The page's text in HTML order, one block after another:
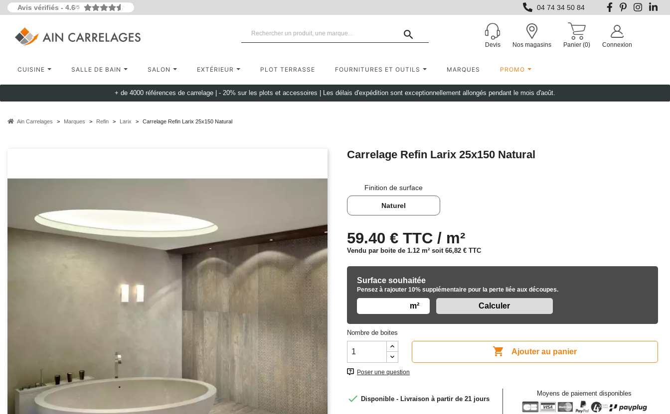
Avis vérifiés - 4.6/5 04 74 34 50 84

Devis Nos magasins Panier (0) Connexion
CUISINE SALLE DE BAIN SALON EXTÉRIEUR PLOT TERRASSE FOURNITURES ET OUTILS MARQUES PROMO
+ de 4000 références de carrelage | - 20% sur les plots et accessoires | Les délais d'expédition sont exceptionnellement allongés pendant le mois d'août.
Ain Carrelages Marques Refin Larix Carrelage Refin Larix 25x150 Natural
Carrelage Refin Larix 25x150 Natural
Finition de surface
Naturel
59.40 € TTC / m²
Vendu par boite de 1.12 m² soit 66,82 € TTC
Surface souhaitée
Pensez à rajouter 10% supplémentaire pour la perte liée aux découpes.
m²
Nombre de boites
 Ajouter au panier
Poser une question
 Disponible - Livraison à partir de 21 jours
Moyens de paiement disponibles